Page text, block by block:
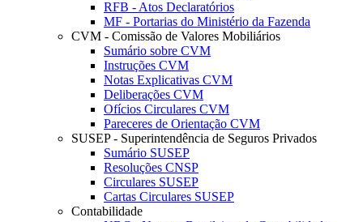
RFB - Atos Declaratórios
MF - Portarias do Ministério da Fazenda
CVM - Comissão de Valores Mobiliários
Sumário sobre CVM
Instruções CVM
Notas Explicativas CVM
Deliberações CVM
Ofícios Circulares CVM
Pareceres de Orientação CVM
SUSEP - Superintendência de Seguros Privados
Sumário SUSEP
Resoluções CNSP
Circulares SUSEP
Cartas Circulares SUSEP
Contabilidade